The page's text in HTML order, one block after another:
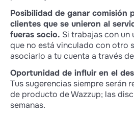
Posibilidad de ganar comisión
clientes que se unieron al
fueras socio. Si trabajas con un
que no está vinculado con otro
asociarlo a tu cuenta a través
Oportunidad de influir en el
Tus sugerencias siempre serán
de producto de Wazzup; las
semanas.